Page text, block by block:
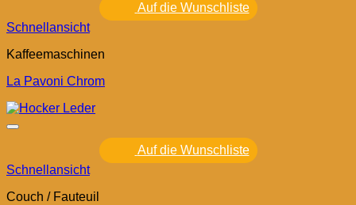
Auf die Wunschliste
Schnellansicht
Kaffeemaschinen
La Pavoni Chrom
Auf die Wunschliste
Schnellansicht
Couch / Fauteuil